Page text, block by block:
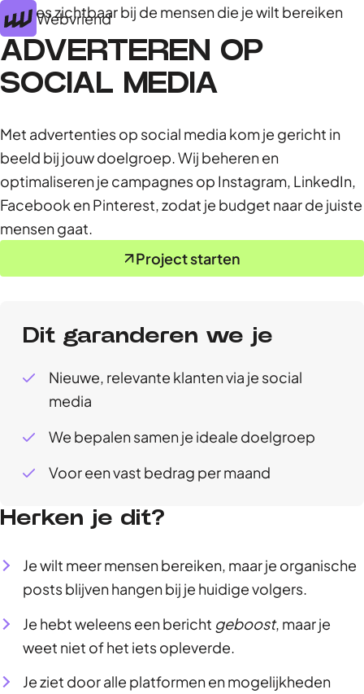
Webvriend
Precies zichtbaar bij de mensen die je wilt bereiken
ADVERTEREN OP
SOCIAL MEDIA
Met advertenties op social media kom je gericht in
beeld bij jouw doelgroep. Wij beheren en
optimaliseren je campagnes op Instagram, LinkedIn,
Facebook en Pinterest, zodat je budget naar de juiste
mensen gaat.
Project starten
Dit garanderen we je
Nieuwe, relevante klanten via je social
media
We bepalen samen je ideale doelgroep
Voor een vast bedrag per maand
Herken je dit?
Je wilt meer mensen bereiken, maar je organische
posts blijven hangen bij je huidige volgers.
Je hebt weleens een bericht geboost, maar je
weet niet of het iets opleverde.
Je ziet door alle platformen en mogelijkheden